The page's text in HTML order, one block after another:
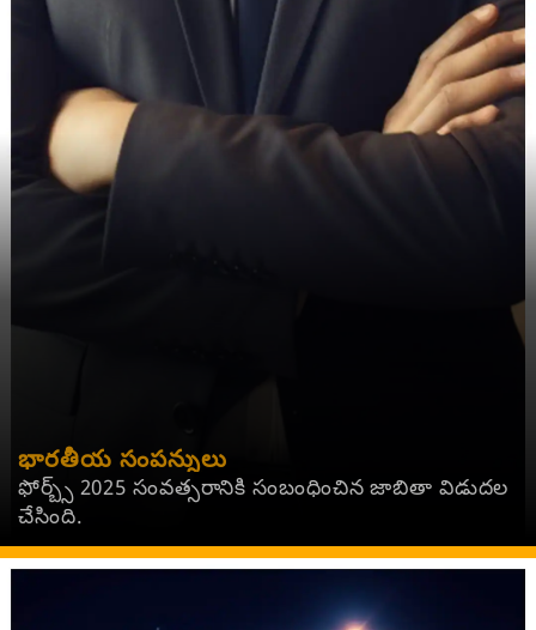
ఫోర్బ్స్‌ 2025 సంవత్సరానికి సంబంధించిన జాబితా విడుదల
చేసింది.